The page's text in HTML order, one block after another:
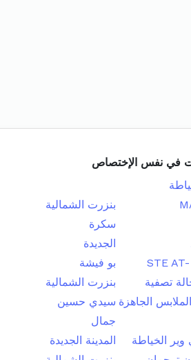
في نفس الإختصاص
بنزرت الشمالية
سكرة
الجديدة
STE
بو فيشة
تصفية
بنزرت الشمالية
الجاهزة سيدي حسين
جمال
الخياطة
المدينة الجديدة